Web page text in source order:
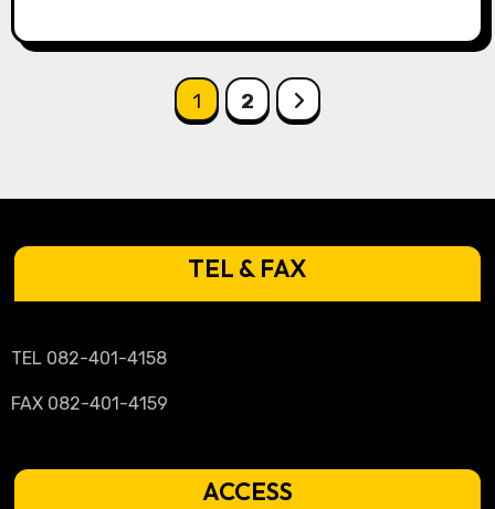
の
送
り
1 2
TEL & FAX
TEL 082-401-4158
FAX 082-401-4159
ACCESS